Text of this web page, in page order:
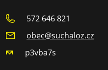
572 646 821
obec@suchaloz.cz
p3vba7s